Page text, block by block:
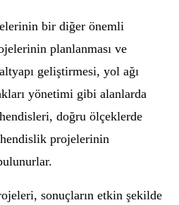
bir diğer önemli
planlanması ve
geliştirmesi, yol ağı
yönetimi gibi alanlarda
doğru ölçeklerde
projelerinin
sonuçların etkin şekilde